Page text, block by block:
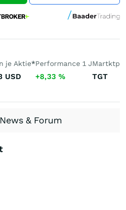
je Aktie*
USD
Performance 1 J
+8,33 % TGT
& Forum